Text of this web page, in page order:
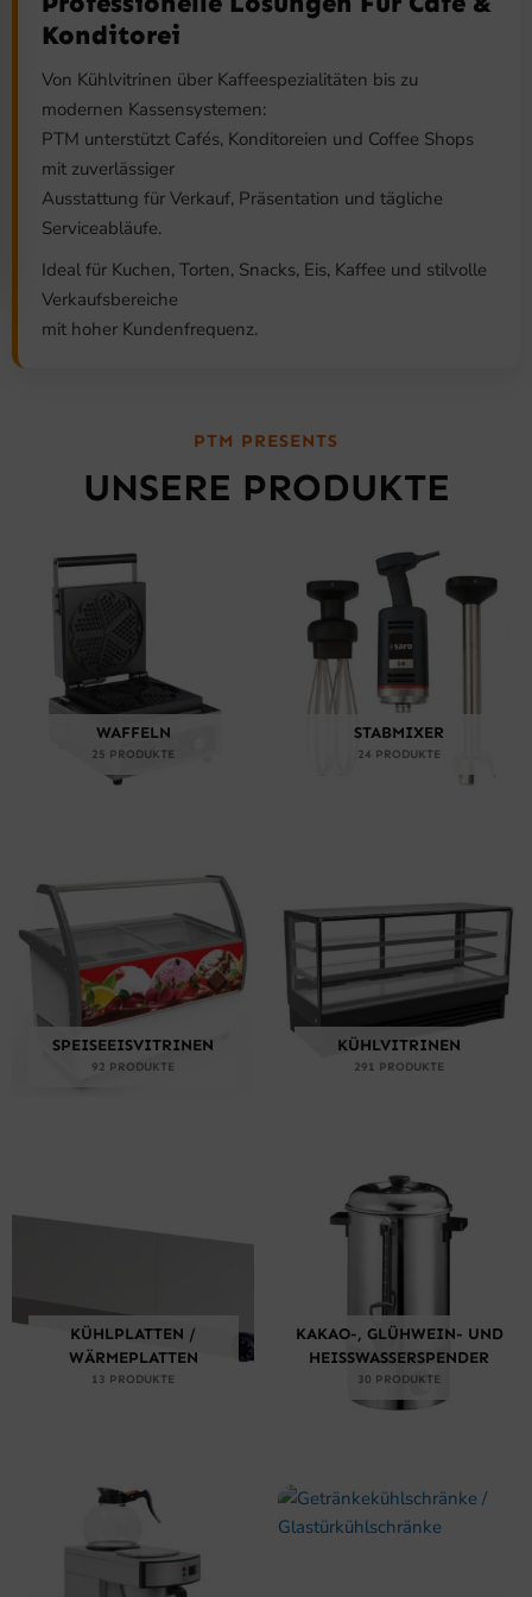
Konditorei
Von Kühlvitrinen über Kaffeespezialitäten bis zu
modernen Kassensystemen:
PTM unterstützt Cafés, Konditoreien und Coffee Shops
mit zuverlässiger
Ausstattung für Verkauf, Präsentation und tägliche
Serviceabläufe.
Ideal für Kuchen, Torten, Snacks, Eis, Kaffee und stilvolle
Verkaufsbereiche
mit hoher Kundenfrequenz.
PTM PRESENTS
UNSERE PRODUKTE
WAFFELN
25 PRODUKTE
STABMIXER
24 PRODUKTE
SPEISEEISVITRINEN
92 PRODUKTE
KÜHLVITRINEN
291 PRODUKTE
KÜHLPLATTEN /
WÄRMEPLATTEN
13 PRODUKTE
KAKAO-, GLÜHWEIN- UND
HEISSWASSERSPENDER
30 PRODUKTE